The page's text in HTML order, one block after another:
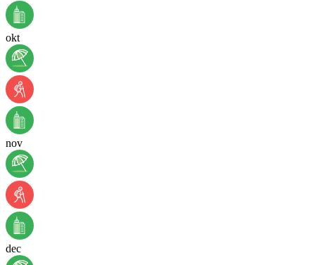
okt
nov
dec